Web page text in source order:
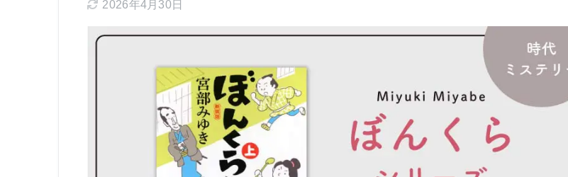
2026年4月30日